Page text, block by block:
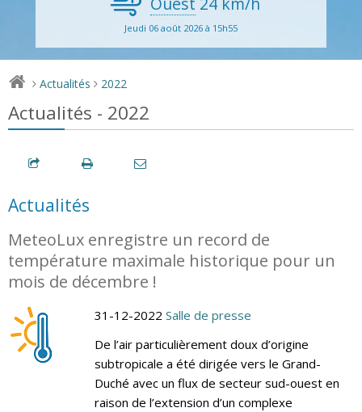
Jeudi 06 août 2026 à 15h55
> Actualités > 2022
Actualités - 2022
Actualités
MeteoLux enregistre un record de
température maximale historique pour un
mois de décembre !
31-12-2022 Salle de presse
De l’air particulièrement doux d’origine
subtropicale a été dirigée vers le Grand-
Duché avec un flux de secteur sud-ouest en
raison de l’extension d’un complexe